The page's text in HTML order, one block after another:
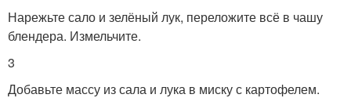
Нарежьте сало и зелёный лук, переложите всё в чашу
блендера. Измельчите.
3
Добавьте массу из сала и лука в миску с картофелем.